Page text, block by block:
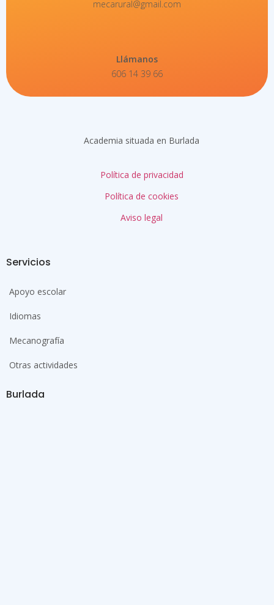
mecarural@gmail.com
Llámanos
606 14 39 66
Academia situada en Burlada
Política de privacidad
Política de cookies
Aviso legal
Servicios
Apoyo escolar
Idiomas
Mecanografía
Otras actividades
Burlada